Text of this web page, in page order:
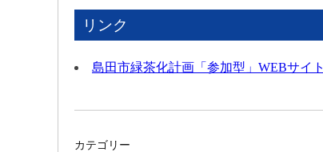
リンク
島田市緑茶化計画「参加型」WEBサイト
カテゴリー